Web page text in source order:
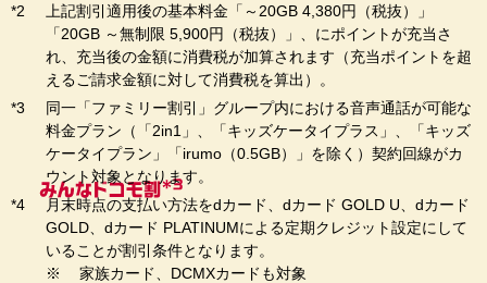
上記割引適用後の基本料金「～20GB 4,380円（税抜）」
「20GB ～無制限 5,900円（税抜）」、にポイントが充当さ
れ、充当後の金額に消費税が加算されます（充当ポイントを超
えるご請求金額に対して消費税を算出）。
同一「ファミリー割引」グループ内における音声通話が可能な
料金プラン（「2in1」、「キッズケータイプラス」、「キッズ
ケータイプラン」「irumo（0.5GB）」を除く）契約回線がカ
ウント対象となります。
月末時点の支払い方法をdカード、dカード GOLD U、dカード
GOLD、dカード PLATINUMによる定期クレジット設定にして
いることが割引条件となります。
家族カード、DCMXカードも対象